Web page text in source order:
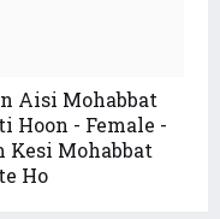
Aisi Mohabbat
Hoon - Female -
Kesi Mohabbat
Ho